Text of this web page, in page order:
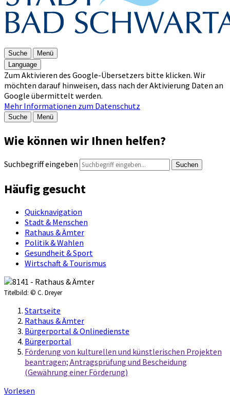
Suche
Menü
Language
Zum Aktivieren des Google-Übersetzers bitte klicken. Wir
möchten darauf hinweisen, dass nach der Aktivierung Daten an
Google übermittelt werden.
Mehr Informationen zum Datenschutz
Suche Menü
Wie können wir Ihnen helfen?
Suchbegriff eingeben Suchen
Häufig gesucht
Quicknavigation
Stadt & Menschen
Rathaus & Ämter
Politik & Wahlen
Gesundheit & Sport
Wirtschaft & Tourismus
Titelbild: © C. Dreyer
Startseite
Rathaus & Ämter
Bürgerportal & Onlinedienste
Bürgerportal
Förderung von kulturellen und künstlerischen Projekten
beantragen; Antragsprüfung und Bescheidung
(Gewährung einer Förderung)
Vorlesen